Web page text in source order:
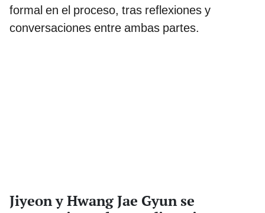
formal en el proceso, tras reflexiones y
conversaciones entre ambas partes.
Jiyeon y Hwang Jae Gyun se